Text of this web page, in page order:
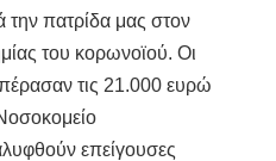
την πατρίδα μας στον
του κορωνοϊού. Οι
τις 21.000 ευρώ
επείγουσες